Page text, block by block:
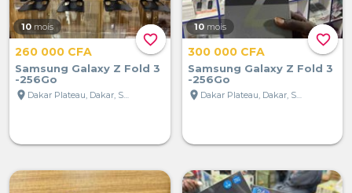
favorite_border
10 mois
260 000 CFA
Samsung Galaxy Z Fold 3
-256Go
location_on
Dakar Plateau, Dakar, Sénégal
favorite_border
10 mois
300 000 CFA
Samsung Galaxy Z Fold 3
-256Go
location_on
Dakar Plateau, Dakar, Sénégal